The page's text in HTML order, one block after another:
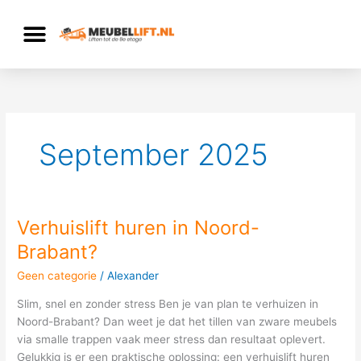
September 2025
Verhuislift huren in Noord-
Brabant?
Geen categorie /Alexander
Slim, snel en zonder stress Ben je van plan te verhuizen in
Noord-Brabant? Dan weet je dat het tillen van zware meubels
via smalle trappen vaak meer stress dan resultaat oplevert.
Gelukkig is er een praktische oplossing: een verhuislift huren
Verhuislift
huren
in
Noord-